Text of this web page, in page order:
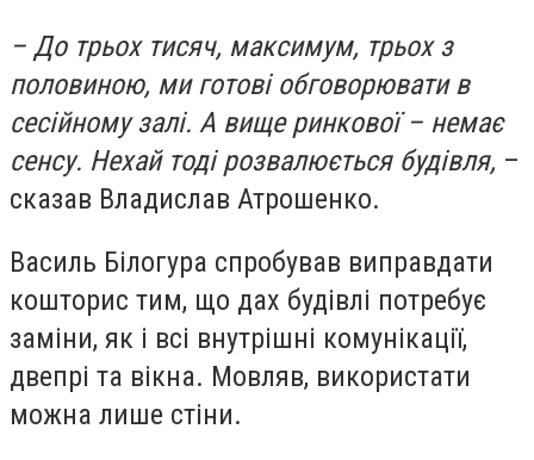
– До трьохтисяч, максимум, трьох з
половиною, ми готові обговорювати в
сесійному залі. А вище ринкової – немає
сенсу. Нехай тоді розвалюється будівля, –
сказав Владислав Атрошенко.
Василь Білогура спробував виправдати
кошторис тим, що дах будівлі потребує
заміни, як і всі внутрішні комунікації,
двепрі та вікна. Мовляв, використати
можна лише стіни.